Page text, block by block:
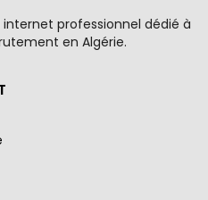
professionnel dédié à
en Algérie.